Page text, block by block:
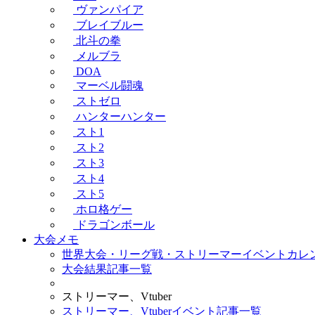
ヴァンパイア
ブレイブルー
北斗の拳
メルブラ
DOA
マーベル闘魂
ストゼロ
ハンターハンター
スト1
スト2
スト3
スト4
スト5
ホロ格ゲー
ドラゴンボール
大会メモ
世界大会・リーグ戦・ストリーマーイベントカレ
大会結果記事一覧
ストリーマー、Vtuber
ストリーマー、Vtuberイベント記事一覧